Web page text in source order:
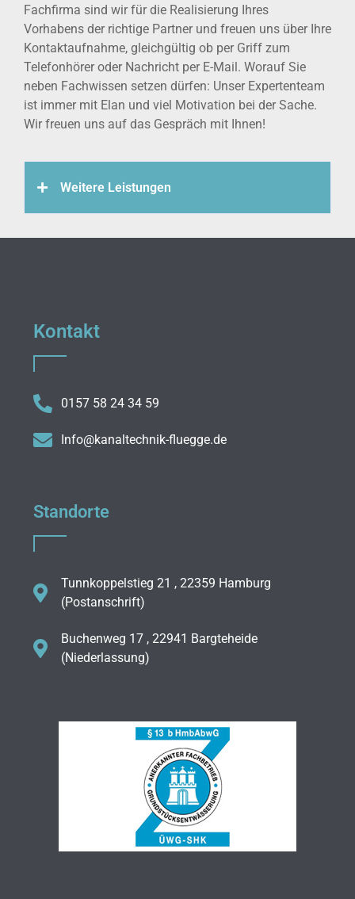
Fachfirma sind wir für die Realisierung Ihres
Vorhabens der richtige Partner und freuen uns über Ihre
Kontaktaufnahme, gleichgültig ob per Griff zum
Telefonhörer oder Nachricht per E-Mail. Worauf Sie
neben Fachwissen setzen dürfen: Unser Expertenteam
ist immer mit Elan und viel Motivation bei der Sache.
Wir freuen uns auf das Gespräch mit Ihnen!
Weitere Leistungen
Kontakt
0157 58 24 34 59
Info@kanaltechnik-fluegge.de
Standorte
Tunnkoppelstieg 21 , 22359 Hamburg
(Postanschrift)
Buchenweg 17 , 22941 Bargteheide
(Niederlassung)